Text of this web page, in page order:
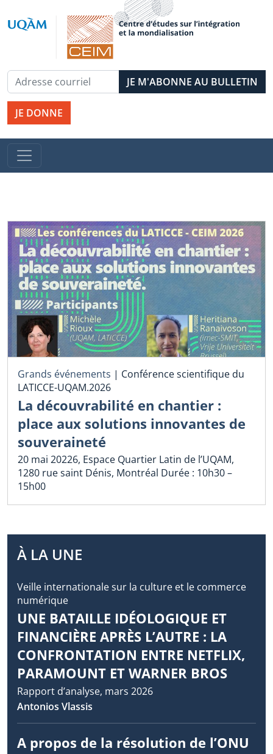
JE DONNE
Grands événements | Conférence scientifique du
LATICCE-UQAM.2026
La découvrabilité en chantier :
place aux solutions innovantes de
souveraineté
20 mai 20226, Espace Quartier Latin de l’UQAM,
1280 rue saint Dénis, Montréal Durée : 10h30 –
15h00
À LA UNE
Veille internationale sur la culture et le commerce
numérique
UNE BATAILLE IDÉOLOGIQUE ET
FINANCIÈRE APRÈS L’AUTRE : LA
CONFRONTATION ENTRE NETFLIX,
PARAMOUNT ET WARNER BROS
Rapport d’analyse, mars 2026
Antonios Vlassis
A propos de la résolution de l’ONU